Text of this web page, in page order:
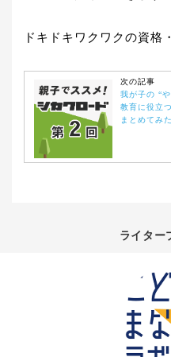
ドキドキワクワクの資格
次の記事
我が子の “
教育に役立
まとめてみた
ライター